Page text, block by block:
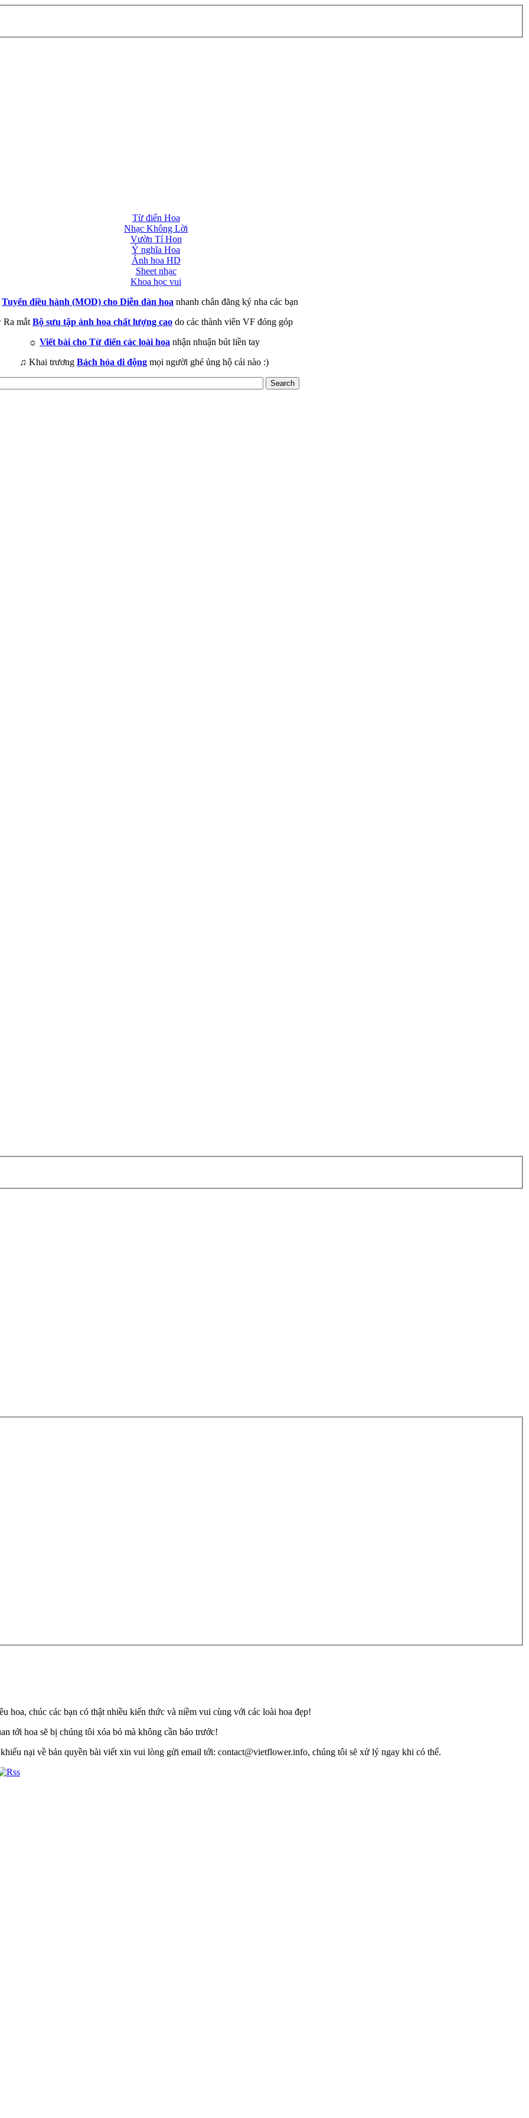
Từ điển Hoa
Nhạc Không Lời
Vườn Tí Hon
Ý nghĩa Hoa
Ảnh hoa HD
Sheet nhạc
Khoa học vui
Tuyển điều hành (MOD) cho Diễn đàn hoa nhanh chân đăng ký nha các bạn
Ra mắt Bộ sưu tập ảnh hoa chất lượng cao do các thành viên VF đóng góp
☼ Viết bài cho Từ điển các loài hoa nhận nhuận bút liền tay
♫ Khai trương Bách hóa di động mọi người ghé ủng hộ cái nào :)
hoa, chúc các bạn có thật nhiều kiến thức và niềm vui cùng với các loài hoa đẹp!
tới hoa sẽ bị chúng tôi xóa bỏ mà không cần báo trước!
nại về bản quyền bài viết xin vui lòng gửi email tới: contact@vietflower.info, chúng tôi sẽ xử lý ngay khi có thể.